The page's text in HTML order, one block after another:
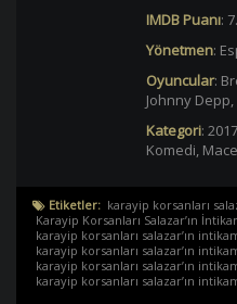
IMDB Puanı:
Yönetmen:
Oyuncular:
Johnny Depp,
Kategori:
Komedi,
Etiketler: karayip korsanları
Karayip Korsanları Salazar’ın
karayip korsanları salazar’ın
karayip korsanları salazar’ın
karayip korsanları salazar’ın
karayip korsanları salazar’ın